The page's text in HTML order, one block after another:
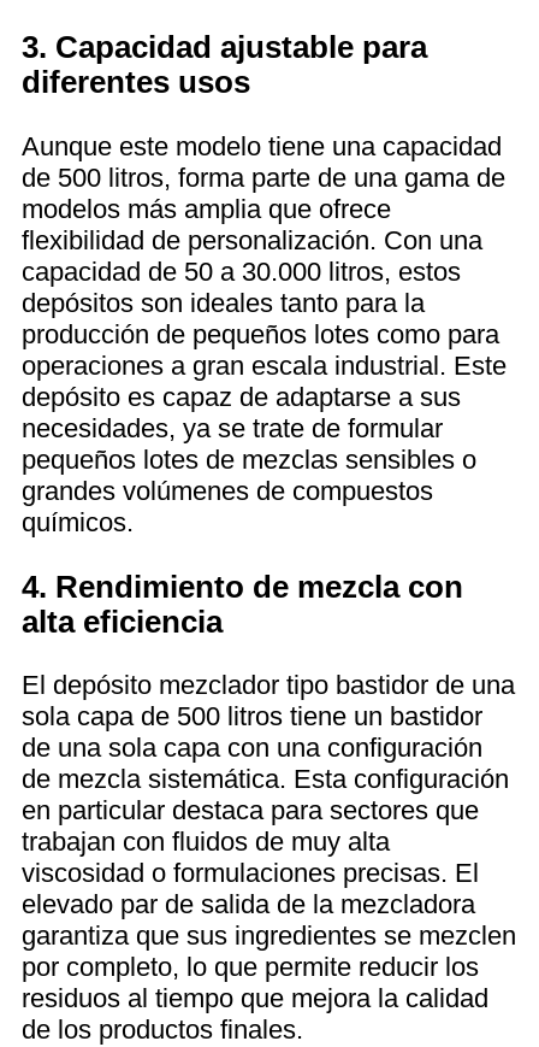
3. Capacidad ajustable para
diferentes usos
Aunque este modelo tiene una capacidad
de 500 litros, forma parte de una gama de
modelos más amplia que ofrece
flexibilidad de personalización. Con una
capacidad de 50 a 30.000 litros, estos
depósitos son ideales tanto para la
producción de pequeños lotes como para
operaciones a gran escala industrial. Este
depósito es capaz de adaptarse a sus
necesidades, ya se trate de formular
pequeños lotes de mezclas sensibles o
grandes volúmenes de compuestos
químicos.
4. Rendimiento de mezcla con
alta eficiencia
El depósito mezclador tipo bastidor de una
sola capa de 500 litros tiene un bastidor
de una sola capa con una configuración
de mezcla sistemática. Esta configuración
en particular destaca para sectores que
trabajan con fluidos de muy alta
viscosidad o formulaciones precisas. El
elevado par de salida de la mezcladora
garantiza que sus ingredientes se mezclen
por completo, lo que permite reducir los
residuos al tiempo que mejora la calidad
de los productos finales.